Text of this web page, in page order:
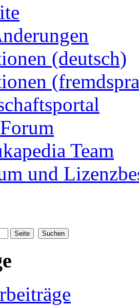
(deutsch)
Team
und